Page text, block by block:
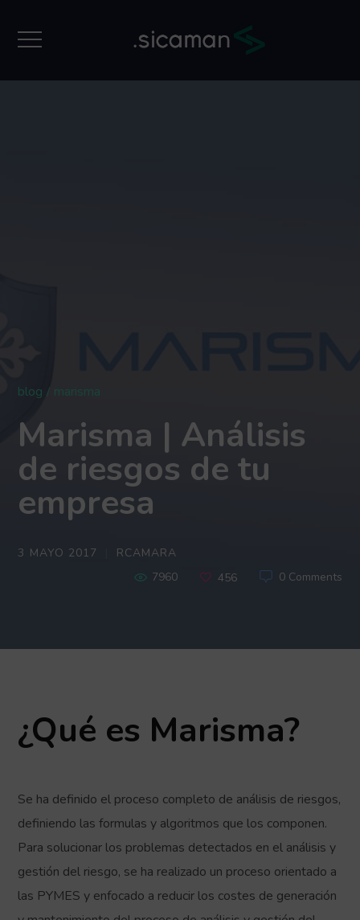
blog marisma
Marisma | Análisis
de riesgos de tu
empresa
3 MAYO 2017
RCAMARA
0 Comments
7960 456
¿Qué es Marisma?
Se ha definido el proceso completo de análisis de riesgos,
definiendo las formulas y algoritmos que los componen.
Para solucionar los problemas detectados en el análisis y
gestión del riesgo, se ha realizado un proceso orientado a
las PYMES y enfocado a reducir los costes de generación